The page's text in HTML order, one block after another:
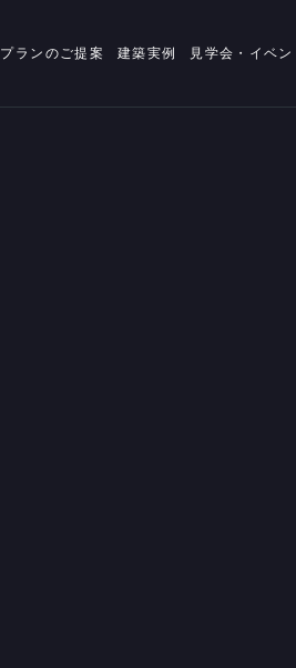
プランのご提案 建築実例 見学会・イベン